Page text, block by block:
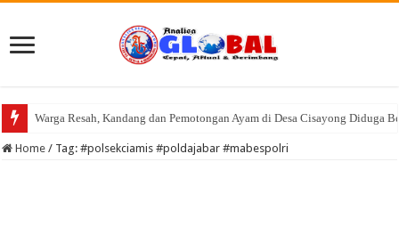
Warga Resah, Kandang dan Pemotongan Ayam di Desa Cisayong Diduga
Home / Tag:#polsekciamis #poldajabar #mabespolri